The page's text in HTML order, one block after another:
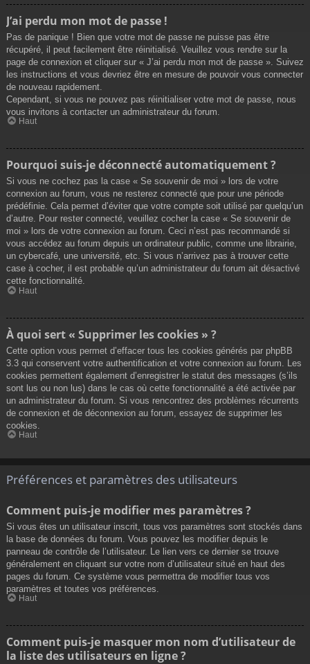
J’ai perdu mon mot de passe !
Pas de panique ! Bien que votre mot de passe ne puisse pas être
récupéré, il peut facilement être réinitialisé. Veuillez vous rendre sur la
page de connexion et cliquer sur « J’ai perdu mon mot de passe ». Suivez
les instructions et vous devriez être en mesure de pouvoir vous connecter
de nouveau rapidement.
Cependant, si vous ne pouvez pas réinitialiser votre mot de passe, nous
vous invitons à contacter un administrateur du forum.
Haut
Pourquoi suis-je déconnecté automatiquement ?
Si vous ne cochez pas la case « Se souvenir de moi » lors de votre
connexion au forum, vous ne resterez connecté que pour une période
prédéfinie. Cela permet d’éviter que votre compte soit utilisé par quelqu’un
d’autre. Pour rester connecté, veuillez cocher la case « Se souvenir de
moi » lors de votre connexion au forum. Ceci n’est pas recommandé si
vous accédez au forum depuis un ordinateur public, comme une librairie,
un cybercafé, une université, etc. Si vous n’arrivez pas à trouver cette
case à cocher, il est probable qu’un administrateur du forum ait désactivé
cette fonctionnalité.
Haut
À quoi sert « Supprimer les cookies » ?
Cette option vous permet d’effacer tous les cookies générés par phpBB
3.3 qui conservent votre authentification et votre connexion au forum. Les
cookies permettent également d’enregistrer le statut des messages (s’ils
sont lus ou non lus) dans le cas où cette fonctionnalité a été activée par
un administrateur du forum. Si vous rencontrez des problèmes récurrents
de connexion et de déconnexion au forum, essayez de supprimer les
cookies.
Haut
Préférences et paramètres des utilisateurs
Comment puis-je modifier mes paramètres ?
Si vous êtes un utilisateur inscrit, tous vos paramètres sont stockés dans
la base de données du forum. Vous pouvez les modifier depuis le
panneau de contrôle de l’utilisateur. Le lien vers ce dernier se trouve
généralement en cliquant sur votre nom d’utilisateur situé en haut des
pages du forum. Ce système vous permettra de modifier tous vos
paramètres et toutes vos préférences.
Haut
Comment puis-je masquer mon nom d’utilisateur de
la liste des utilisateurs en ligne ?